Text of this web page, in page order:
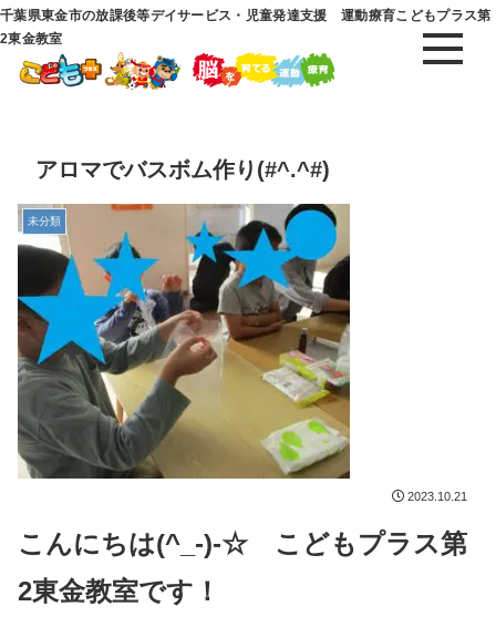
千葉県東金市の放課後等デイサービス・児童発達支援 運動療育こどもプラス第
2東金教室
アロマでバスボム作り(#^.^#)
未分類
2023.10.21
こんにちは(^_-)-☆ こどもプラス第
2東金教室です！